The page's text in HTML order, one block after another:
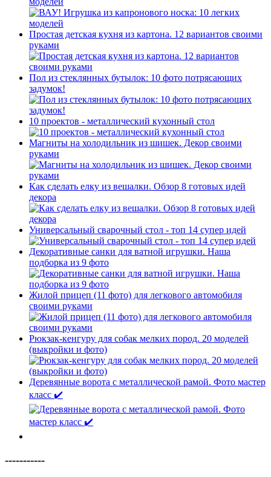
Простая детская кухня из картона. 12 вариантов своими
руками
Пол из стеклянных бутылок: 10 фото потрясающих
задумок!
10 проектов - металлический кухонный стол
Магниты на холодильник из шишек. Декор своими
руками
Как сделать елку из вешалки. Обзор 8 готовых идей
декора
Универсальный сварочный стол - топ 14 супер идей
Декоративные санки для ватной игрушки. Наша
подборка из 9 фото
Жилой прицеп (11 фото) для легкового автомобиля
своими руками
Рюкзак-кенгуру для собак мелких пород. 20 моделей
(выкройки и фото)
Деревянные ворота с металлической рамой. Фото мастер
класс ✔️
-----------